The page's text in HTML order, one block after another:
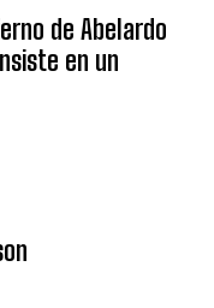
de Abelardo
en un